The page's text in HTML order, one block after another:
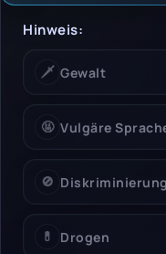
Hinweis:
🗡️ Gewalt
🤬 Vulgäre
🚫 Diskriminierung
💊 Drogen